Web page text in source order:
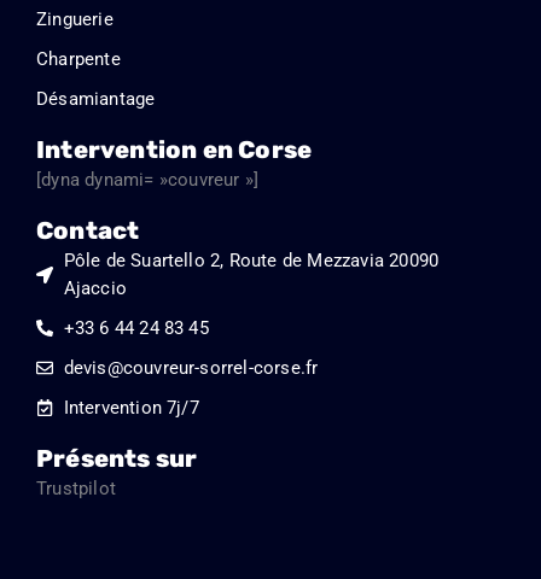
Zinguerie
Charpente
Désamiantage
Intervention en Corse
[dyna dynami= »couvreur »]
Contact
Pôle de Suartello 2, Route de Mezzavia 20090
Ajaccio
+33 6 44 24 83 45
devis@couvreur-sorrel-corse.fr
Intervention 7j/7
Présents sur
Trustpilot